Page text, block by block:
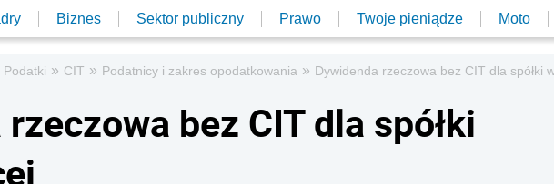
Biznes Sektor publiczny Prawo Twoje pieniądze Moto
Podatki » CIT » Podatnicy i zakres opodatkowania » Dywidenda rzeczowa bez CIT dla spółki
bez CIT dla spółki